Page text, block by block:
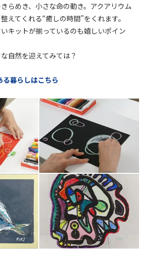
らめき、小さな命の動き。アクアリウム
えてくれる“癒しの時間”をくれます。
キットが揃っているのも嬉しいポイン
自然を迎えてみては？
る暮らしはこちら